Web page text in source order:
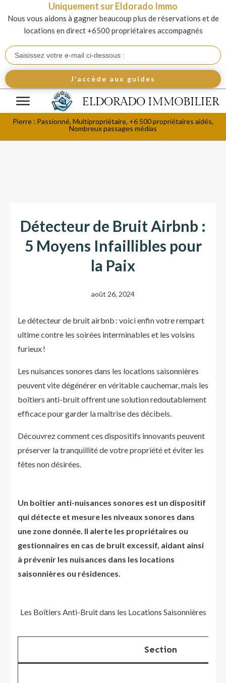
Uniquement sur Eldorado Immo
Nous vous aidons à gagner beaucoup plus de réservations et de
locations en direct +6500 propriétaires accompagnés
J’accède aux guides
Pierre : Passionné, Multipropriétaire, +6 500 propriétaires aidés,
Nombreux passages médias
Détecteur de Bruit Airbnb :
5 Moyens Infaillibles pour
la Paix
août 26, 2024
Le détecteur de bruit airbnb : voici enfin votre rempart
ultime contre les soirées interminables et les voisins
furieux !
Les nuisances sonores dans les locations saisonnières
peuvent vite dégénérer en véritable cauchemar, mais les
boîtiers anti-bruit offrent une solution redoutablement
efficace pour garder la maîtrise des décibels.
Découvrez comment ces dispositifs innovants peuvent
préserver la tranquillité de votre propriété et éviter les
fêtes non désirées.
Un boîtier anti-nuisances sonores est un dispositif
qui détecte et mesure les niveaux sonores dans
une zone donnée. Il alerte les propriétaires ou
gestionnaires en cas de bruit excessif, aidant ainsi
à prévenir les nuisances dans les locations
saisonnières ou résidences.
Les Boîtiers Anti-Bruit dans les Locations Saisonnières
Section